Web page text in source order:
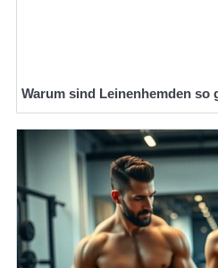
Warum sind Leinenhemden so